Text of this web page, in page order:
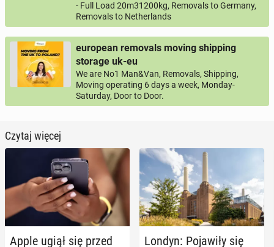
- Full Load 20m31200kg, Removals to Germany,
Removals to Netherlands
european removals moving shipping
storage uk-eu
We are No1 Man&Van, Removals, Shipping,
Moving operating 6 days a week, Monday-
Saturday, Door to Door.
Czytaj więcej
Apple ugiął się przed Londyn: Po­ja­wi­ły się